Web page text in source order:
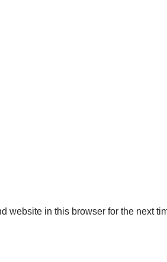
website in this browser for the next